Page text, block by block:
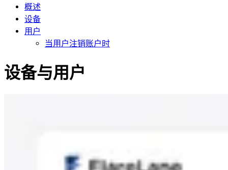
概述
设备
用户
当用户注销账户时
设备与用户